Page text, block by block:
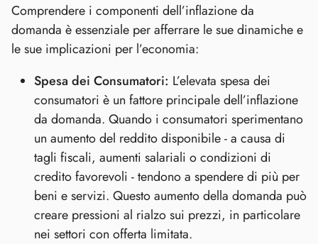
Comprendere i componenti dell’inflazione da
domanda è essenziale per afferrare le sue dinamiche e
le sue implicazioni per l’economia:
Spesa dei Consumatori: L’elevata spesa dei
consumatori è un fattore principale dell’inflazione
da domanda. Quando i consumatori sperimentano
un aumento del reddito disponibile - a causa di
tagli fiscali, aumenti salariali o condizioni di
credito favorevoli - tendono a spendere di più per
beni e servizi. Questo aumento della domanda può
creare pressioni al rialzo sui prezzi, in particolare
nei settori con offerta limitata.